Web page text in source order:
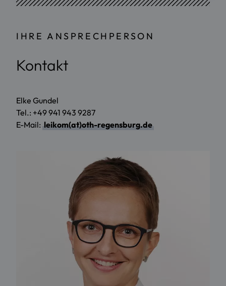
IHRE ANSPRECHPERSON
Kontakt
Elke Gundel
Tel.: +49 941 943 9287
E-Mail: leikom(at)oth-regensburg.de